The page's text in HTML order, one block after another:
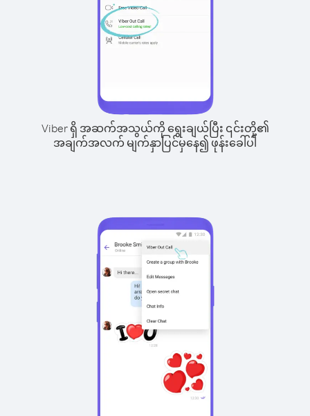
Viber ရှိ အဆက်အသွယ်ကို ရွေးချယ်ပြီး ၎င်းတို့၏
အချက်အလက် မျက်နှာပြင်မှနေ၍ ဖုန်းခေါ်ပါ